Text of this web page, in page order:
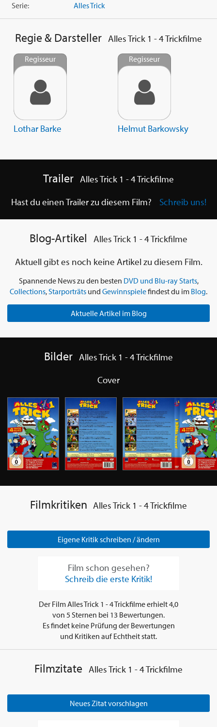
Serie:
Alles Trick
Regie & Darsteller Alles Trick 1 - 4 Trickfilme
Regisseur
Lothar Barke
Regisseur
Helmut Barkowsky
Trailer Alles Trick 1 - 4 Trickfilme
Hast du einen Trailer zu diesem Film? Schreib uns!
Blog-Artikel
Alles Trick 1 - 4 Trickfilme
Aktuell gibt es noch keine Artikel zu diesem Film.
Spannende News zu den besten DVD und Blu-ray Starts,
Collections,Starporträts und Gewinnspielefindest du im Blog.
Aktuelle Artikel im Blog
Bilder Alles Trick 1 - 4 Trickfilme
Cover
Filmkritiken Alles Trick 1 - 4 Trickfilme
Eigene Kritik schreiben / ändern
Film schon gesehen?
Schreib die erste Kritik!
Der FilmAlles Trick 1 - 4 Trickfilmeerhielt4,0
von 5Sternen bei 13 Bewertungen.
Es findet keine Prüfung der Bewertungen
und Kritiken auf Echtheit statt.
Filmzitate Alles Trick 1 - 4 Trickfilme
Neues Zitat vorschlagen